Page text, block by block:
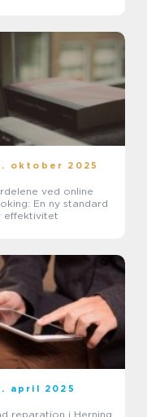
oktober 2025
ved online
En ny standard
effektivitet
april 2025
reparation i Herning